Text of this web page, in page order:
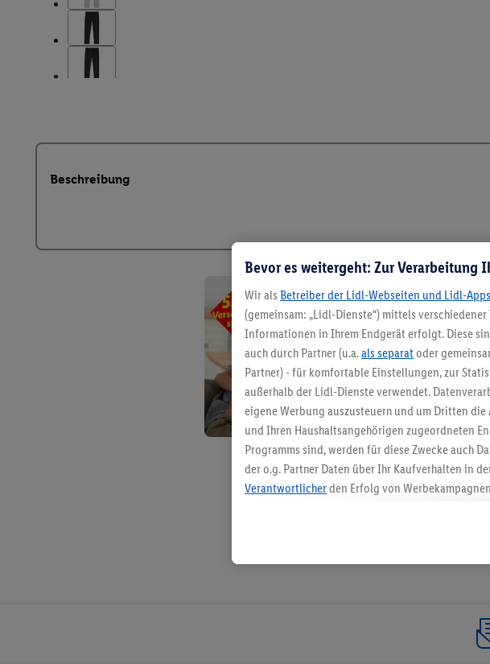
Beschreibung
Bevor es weitergeht: Zur Verarbeitung
Wir als Betreiber der Lidl-Webseiten und Lidl-Apps
(gemeinsam: „Lidl-Dienste“) mittels
Informationen in Ihrem Endgerät erfolgt. Diese
auch durch Partner (u.a.als separat oder
Partner) - für komfortable Einstellungen, zur
außerhalb der Lidl-Dienste verwendet.
eigene Werbung auszusteuern und um Dritten
und Ihren Haushaltsangehörigen zugeordneten
Programms sind, werden für diese Zwecke auch
der o.g. Partner Daten über Ihr Kaufverhalten in
Verantwortlicherden Erfolg von
angereicherten Profilen. Dies umfasst die
Kaufverhalten in den Lidl-Diensten,
genauen Standortdaten) auch über verschiedene
Erfolgsmessung der Werbung, zur
Sicherung und Optimierung dieser